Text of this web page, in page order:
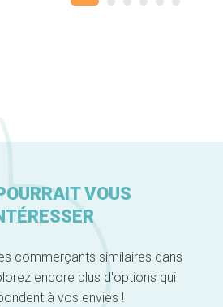
VOUS
commerçants similaires dans
encore plus d'options qui
à vos envies !